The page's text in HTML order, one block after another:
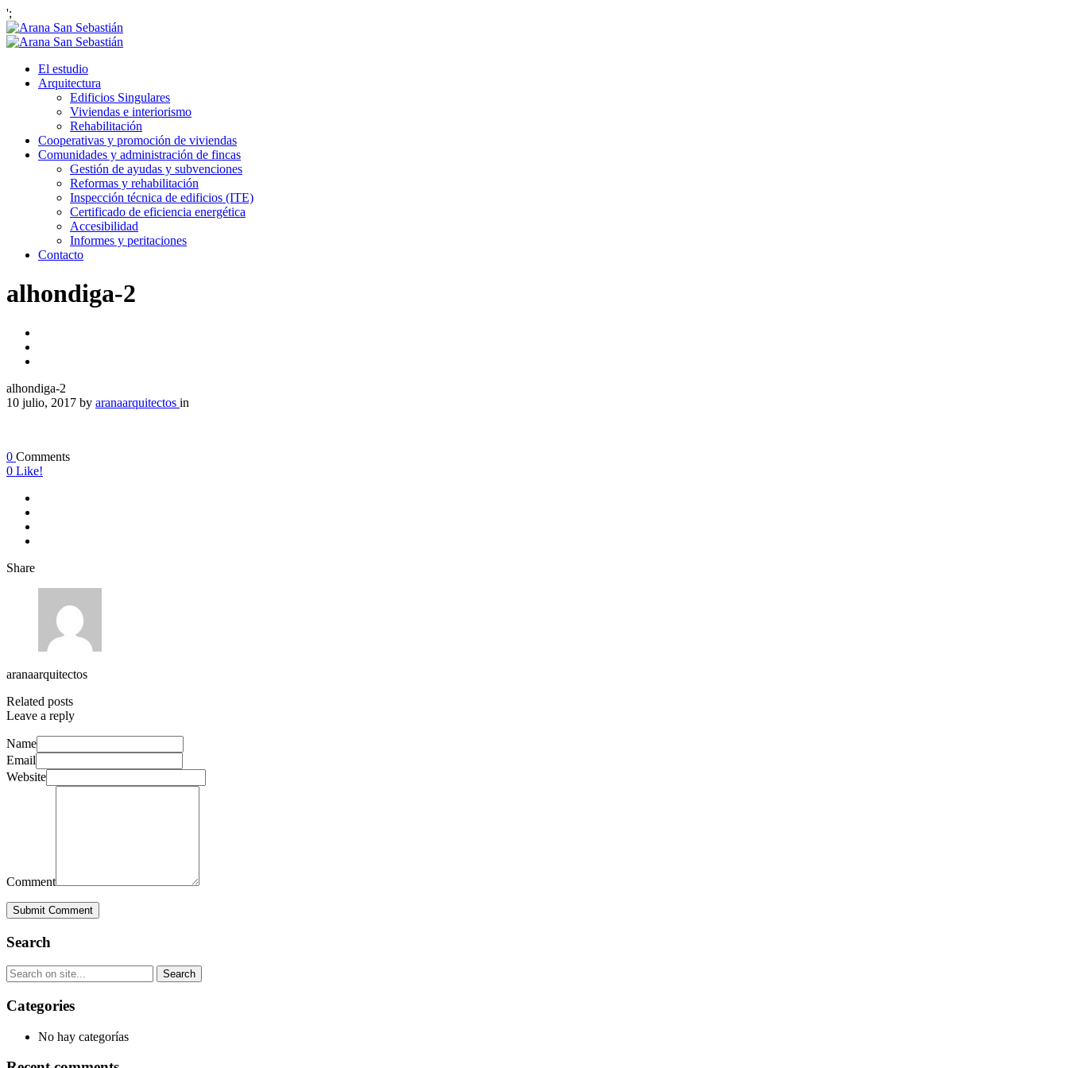
';
El estudio
Arquitectura
Edificios Singulares
Viviendas e interiorismo
Rehabilitación
Cooperativas y promoción de viviendas
Comunidades y administración de fincas
Gestión de ayudas y subvenciones
Reformas y rehabilitación
Inspección técnica de edificios (ITE)
Certificado de eficiencia energética
Accesibilidad
Informes y peritaciones
Contacto
alhondiga-2
alhondiga-2
10 julio, 2017 by aranaarquitectos in
0 Comments
0 Like!
Share
aranaarquitectos
Related posts
Leave a reply
Name
Email
Website
Comment
Submit Comment
Search
Categories
No hay categorías